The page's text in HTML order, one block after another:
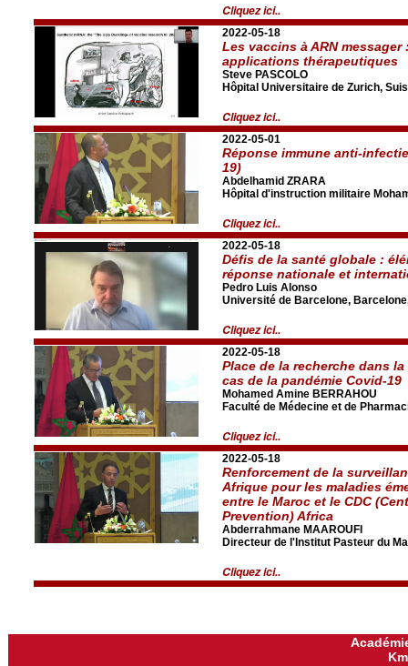
Cliquez ici..
2022-05-18
Les vaccins à ARN
applications thérapeutiques
Steve PASCOLO
Hôpital Universitaire de Zurich,
Cliquez ici..
2022-05-01
Réponse immune anti-
19)
Abdelhamid ZRARA
Hôpital d'instruction militaire
Cliquez ici..
2022-05-18
Défis de la santé globale :
réponse nationale et
Pedro Luis Alonso
Université de Barcelone,
Cliquez ici..
2022-05-18
Place de la recherche dans
cas de la pandémie Covid-19
Mohamed Amine BERRAHOU
Faculté de Médecine et de
Cliquez ici..
2022-05-18
Renforcement de la
Afrique pour les maladies
entre le Maroc et le CDC
Prevention) Africa
Abderrahmane MAAROUFI
Directeur de l'Institut Pasteur du
Cliquez ici..